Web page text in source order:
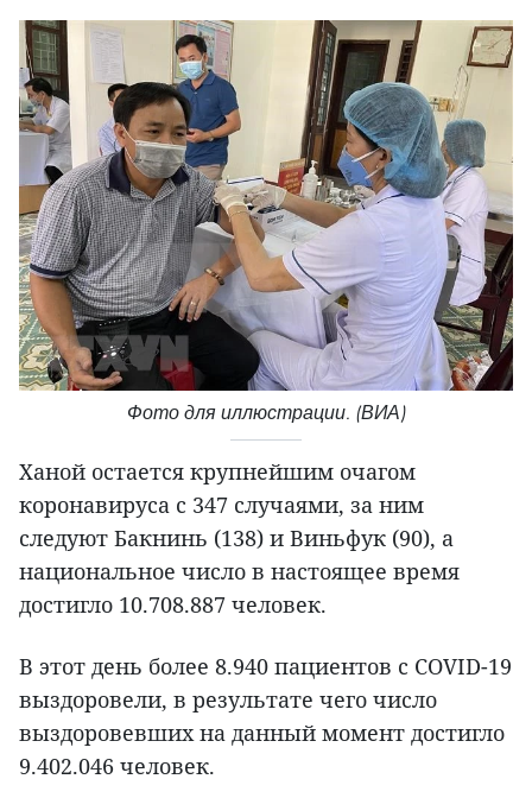
Фото для иллюстрации. (ВИА)
Ханой остается крупнейшим очагом
коронавируса с 347 случаями, за ним
следуют Бакнинь (138) и Виньфук (90), а
национальное число в настоящее время
достигло 10.708.887 человек.
В этот день более 8.940 пациентов с COVID-19
выздоровели, в результате чего число
выздоровевших на данный момент достигло
9.402.046 человек.